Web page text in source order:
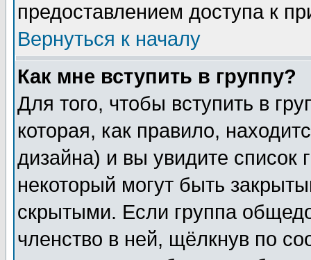
предоставлением доступа к
Вернуться к началу
Как мне вступить в группу?
Для того, чтобы вступить в
которая, как правило,
дизайна) и вы увидите список
некоторый могут быть
скрытыми. Если группа
членство в ней, щёлкнув по